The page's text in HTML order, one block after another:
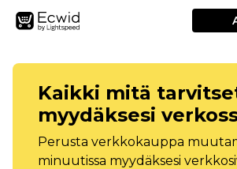
Kaikki mitä
myydäksesi
Perusta verkkokauppa
minuutissa myydäksesi